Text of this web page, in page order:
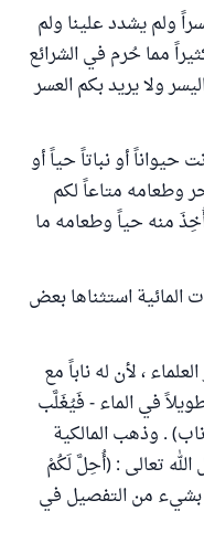
ولم يشدد علينا ولم
مما حُرم في الشرائع
ولا يريد بكم العسر
أو نباتاً حياً أو
وطعامه متاعاً لكم
منه حياً وطعامه ما
المائية استثناها بعض
، لأن له ناباً مع
في الماء - فَيُغَلَّب
. وذهب المالكية
تعالى : (أُحِلَّ لَكُمْ
بشيء من التفصيل في